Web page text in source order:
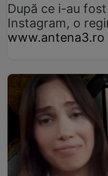
După ce i-au
Instagram, o
www.antena3.ro